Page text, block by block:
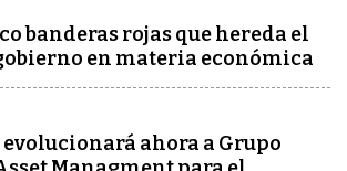
banderas rojas que hereda el
en materia económica
ahora a Grupo